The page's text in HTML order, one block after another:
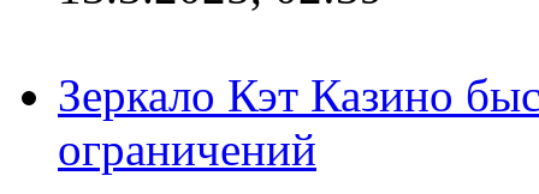
Зеркало Кэт Казино
ограничений